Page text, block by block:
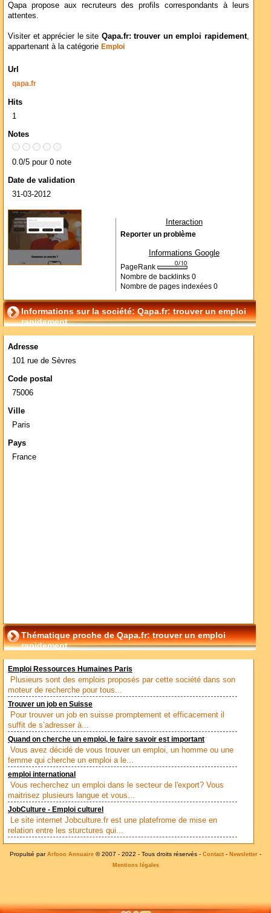
Qapa propose aux recruteurs des profils correspondants à leurs
attentes.
Visiter et apprécier le site Qapa.fr: trouver un emploi rapidement,
appartenant à la catégorie Emploi
Url
qapa.fr
Hits
1
Notes
0.0/5 pour 0 note
Date de validation
31-03-2012
Interaction
Reporter un problème
Informations Google
PageRank
Nombre de backlinks 0
Nombre de pages indexées 0
Informations sur la société: Qapa.fr: trouver un emploi
rapidement
Adresse
101 rue de Sèvres
Code postal
75006
Ville
Paris
Pays
France
Thématique proche de Qapa.fr: trouver un emploi
rapidement
Emploi Ressources Humaines Paris
Plusieurs sont des emplois proposés par cette société dans son
moteur de recherche pour tous...
Trouver un job en Suisse
Pour trouver un job en suisse promptement et efficacement il
suffit de s’adresser à...
Quand on cherche un emploi, le faire savoir est important
Vous avez décidé de vous trouver un emploi, un homme ou une
femme qui cherche un emploi a le...
emploi international
Vous recherchez un emploi dans le secteur de l'export? Vous
maitrisez plusieurs langue et vous...
JobCulture - Emploi culturel
Le site internet Jobculture.fr est une platefrome de mise en
relation entre les sturctures qui...
Propulsé par Arfooo Annuaire © 2007 - 2022 - Tous droits réservés - Contact - Newsletter -
Mentions légales